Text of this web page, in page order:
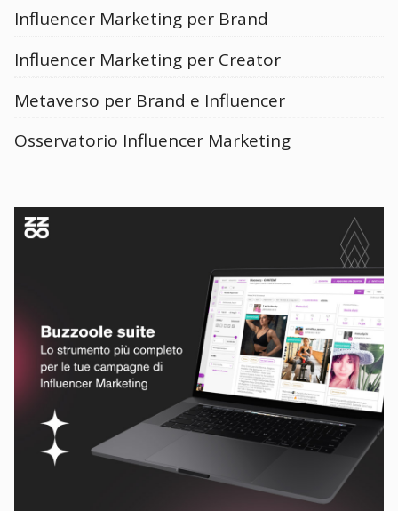
Influencer Marketing per Brand
Influencer Marketing per Creator
Metaverso per Brand e Influencer
Osservatorio Influencer Marketing